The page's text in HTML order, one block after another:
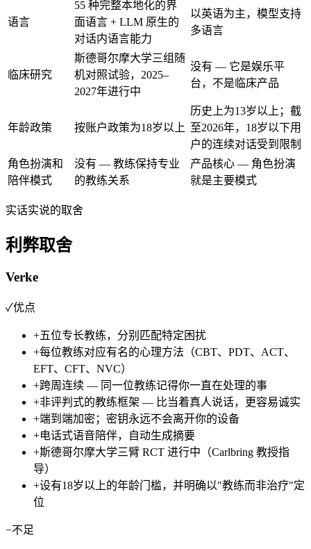
语言
55 种完整本地化的界
面语言 + LLM 原生的
对话内语言能力
以英语为主，模型支持
多语言
临床研究
斯德哥尔摩大学三组随
机对照试验，2025–
2027年进行中
没有 — 它是娱乐平
台，不是临床产品
年龄政策 按账户政策为18岁以上
历史上为13岁以上；截
至2026年，18岁以下用
户的连续对话受到限制
角色扮演和
陪伴模式
没有 — 教练保持专业
的教练关系
产品核心 — 角色扮演
就是主要模式
实话实说的取舍
利弊取舍
Verke
✓优点
+五位专长教练，分别匹配特定困扰
+每位教练对应有名的心理方法（CBT、PDT、ACT、
EFT、CFT、NVC）
+跨周连续 — 同一位教练记得你一直在处理的事
+非评判式的教练框架 — 比当着真人说话，更容易诚实
+端到端加密；密钥永远不会离开你的设备
+电话式语音陪伴，自动生成摘要
+斯德哥尔摩大学三臂 RCT 进行中（Carlbring 教授指
导）
+设有18岁以上的年龄门槛，并明确以"教练而非治疗"定
位
−不足